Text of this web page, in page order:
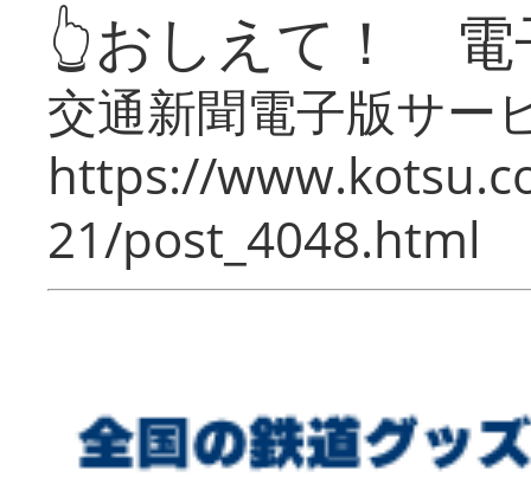
👆おしえて！ 電
交通新聞電子版サー
https://
21/post_4048.html